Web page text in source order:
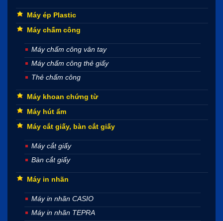
Máy ép Plastic
Máy chấm công
Máy chấm công vân tay
Máy chấm công thẻ giấy
Thẻ chấm công
Máy khoan chứng từ
Máy hút ẩm
Máy cắt giấy, bàn cắt giấy
Máy cắt giấy
Bàn cắt giấy
Máy in nhãn
Máy in nhãn CASIO
Máy in nhãn TEPRA